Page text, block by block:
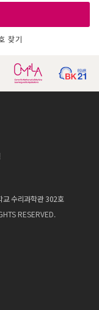
찾기
교 수리과학관 302호
RESERVED.